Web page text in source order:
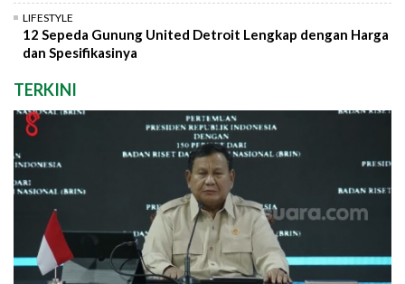
LIFESTYLE
12 Sepeda Gunung United Detroit Lengkap dengan Harga
dan Spesifikasinya
TERKINI